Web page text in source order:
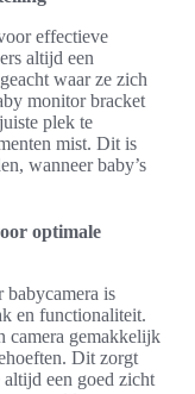
effectieve
altijd een
waar ze zich
monitor bracket
plek te
mist. Dit is
wanneer baby’s
optimale
is
en functionaliteit.
camera gemakkelijk
Dit zorgt
een goed zicht